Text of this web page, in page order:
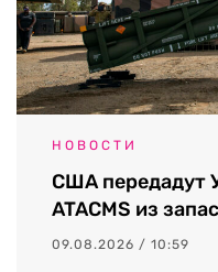
НОВОСТИ
США передадут
ATACMS из
09.08.2026 / 10:59